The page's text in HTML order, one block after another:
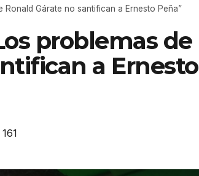
Ronald Gárate no santifican a Ernesto Peña”
problemas de
a Ernesto
161